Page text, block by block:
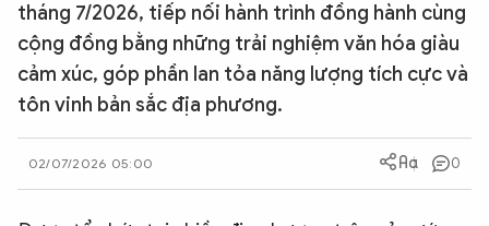
XÃ HỘI
CÔNG NGHỆ
tháng 7/2026, tiếp nối hành trình đồng hành cùng
cộng đồng bằng những trải nghiệm văn hóa giàu
cảm xúc, góp phần lan tỏa năng lượng tích cực và
tôn vinh bản sắc địa phương.
02/07/2026 05:00 0